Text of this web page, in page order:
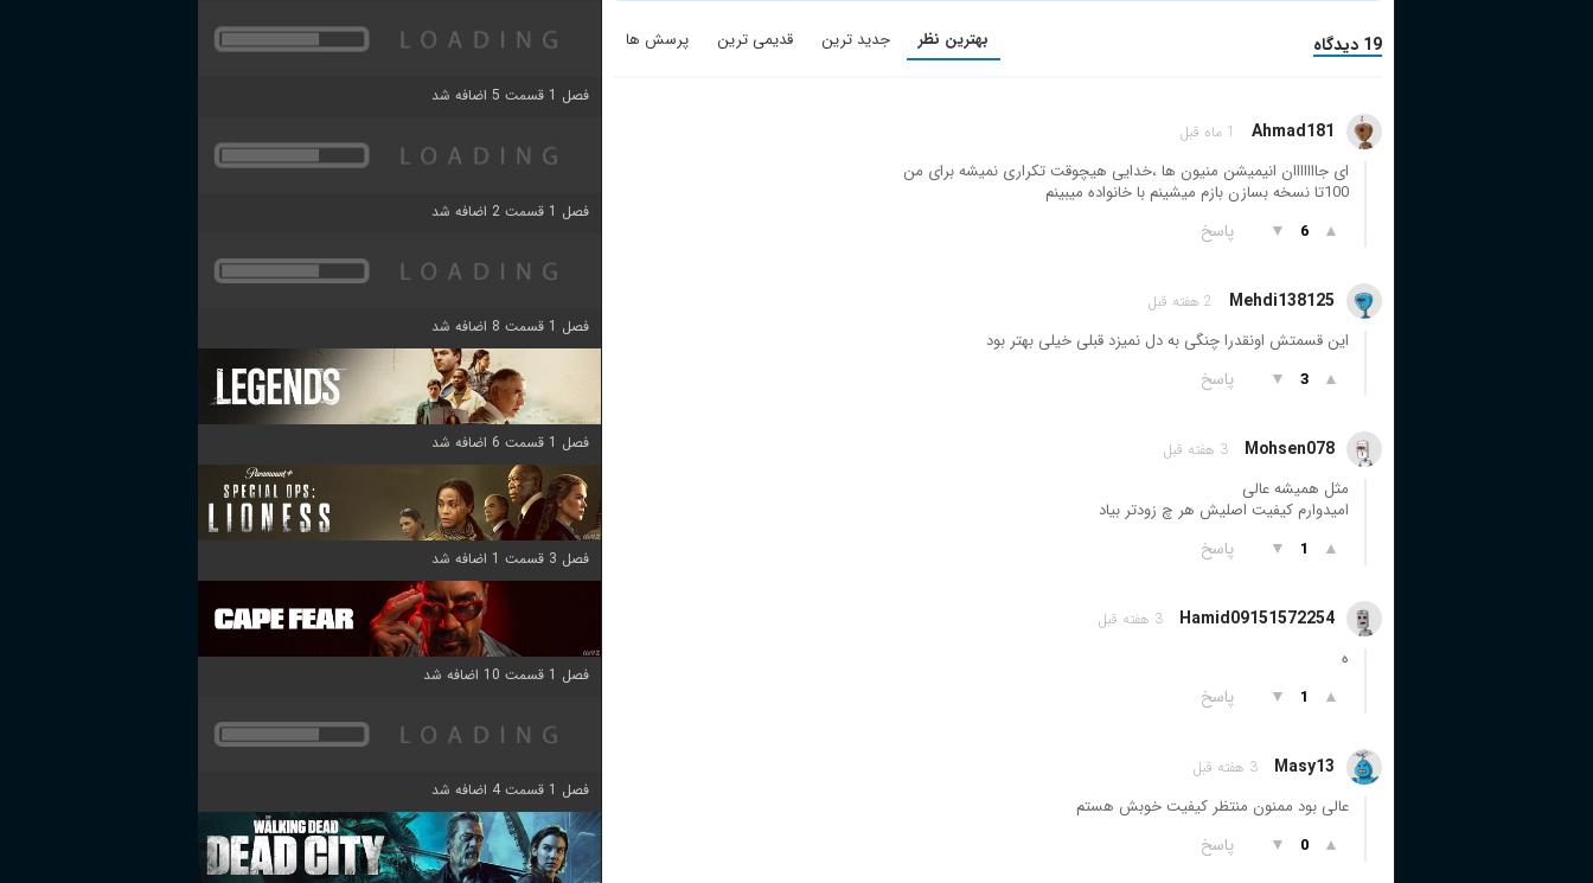
19 دیدگاه بهترین نظر جدید ترین قدیمی ترین پرسش ها
Ahmad181 1 ماه قبل
ای جااااااان انیمیشن منیون ها ،خدایی هیچوقت تکراری نمیشه برای من
100تا نسخه بسازن بازم میشینم با خانواده میبینم
▲
6
▼ پاسخ
Mehdi138125 2 هفته قبل
این قسمتش اونقدرا چنگی به دل نمیزد قبلی خیلی بهتر بود
▲
3
▼ پاسخ
Mohsen078 3 هفته قبل
مثل همیشه عالی
امیدوارم کیفیت اصلیش هر چ زودتر بیاد
▲
1
▼ پاسخ
Hamid09151572254 3 هفته قبل
ه
▲
1
▼ پاسخ
Masy13 3 هفته قبل
عالی بود ممنون منتظر کیفیت خوبش هستم
▲
0
▼ پاسخ
فصل 1 قسمت 5 اضافه شد
فصل 1 قسمت 2 اضافه شد
فصل 1 قسمت 8 اضافه شد
فصل 1 قسمت 6 اضافه شد
فصل 3 قسمت 1 اضافه شد
فصل 1 قسمت 10 اضافه شد
فصل 1 قسمت 4 اضافه شد